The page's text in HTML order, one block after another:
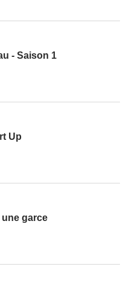
- Saison 1
Up
une garce